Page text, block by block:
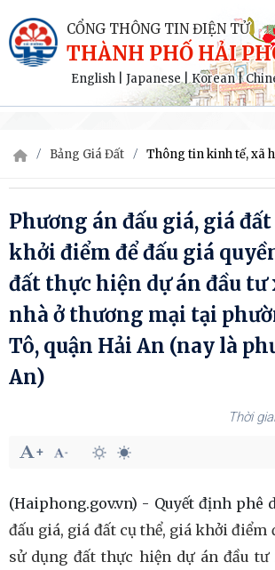
CỔNG THÔNG TIN ĐIỆN TỬ
THÀNH PHỐ HẢI
English Japanese|Korean|
Bảng Giá Đất Thông tin kinh tế, xã
Phương án đấu giá, giá
khởi điểm để đấu giá
đất thực hiện dự án đầu tư
nhà ở thương mại tại
Tô, quận Hải An (nay là
An)
(Haiphong.gov.vn) - Quyết định phê
đấu giá, giá đất cụ thể, giá khởi điểm
sử dụng đất thực hiện dự án đầu tư